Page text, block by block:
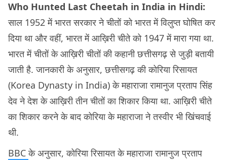
Who Hunted Last Cheetah in India in Hindi:
साल 1952 में भारत सरकार ने चीतों को भारत में विलुप्त घोषित कर
दिया था और वहीं, भारत में आख़िरी चीते को 1947 में मारा गया था.
भारत में चीतों के आख़िरी चीतों की कहानी छत्तीसगढ़ से जुड़ी बतायी
जाती है. जानकारी के अनुसार, छत्तीसगढ़ की कोरिया रिसायत
(Korea Dynasty in India) के महाराजा रामानुज प्रताप सिंह
देव ने देश के आख़िरी तीन चीतों का शिकार किया था. आख़िरी चीते
का शिकार करने के बाद कोरिया के महाराजा ने तस्वीर भी खिंचवाई
थी.
BBCके अनुसार, कोरिया रिसायत के महाराजा रामानुज प्रताप